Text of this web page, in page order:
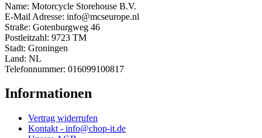
Name: Motorcycle Storehouse B.V.
E-Mail Adresse: info@mcseurope.nl
Straße: Gotenburgweg 46
Postleitzahl: 9723 TM
Stadt: Groningen
Land: NL
Telefonnummer: 016099100817
Informationen
Vertrag widerrufen
Kontakt - info@chop-it.de